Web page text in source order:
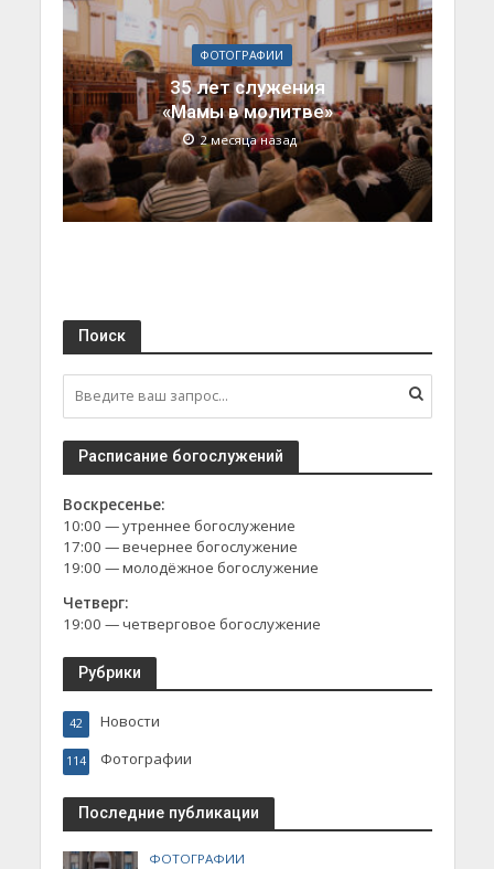
ФОТОГРАФИИ
35 лет служения
«Мамы в молитве»
2 месяца назад
Поиск
Расписание богослужений
Воскресенье:
10:00 — утреннее богослужение
17:00 — вечернее богослужение
19:00 — молодёжное богослужение
Четверг:
19:00 — четверговое богослужение
Рубрики
Новости
42
Фотографии
114
Последние публикации
ФОТОГРАФИИ